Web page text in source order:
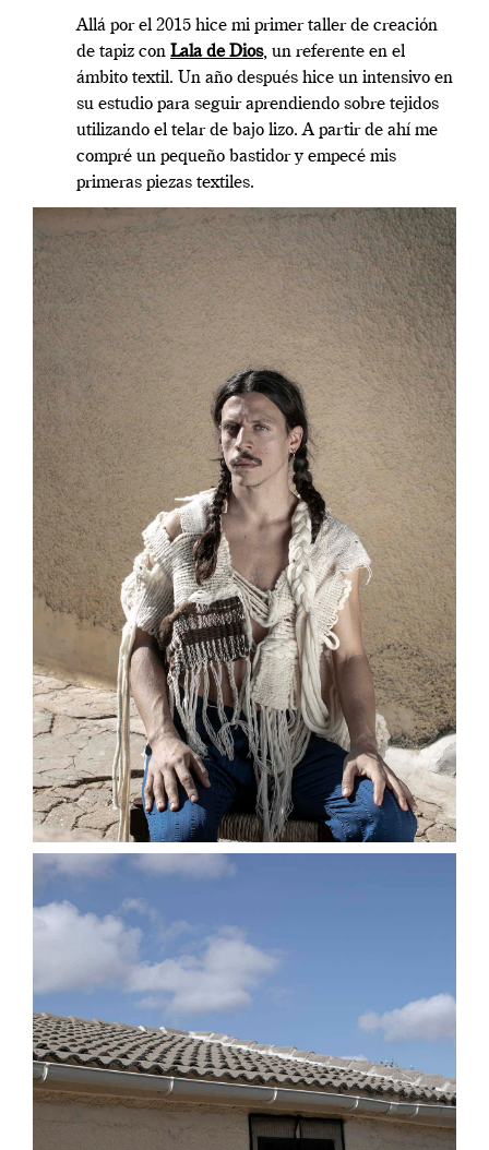
Allá por el 2015 hice mi primer taller de creación
de tapiz con Lala de Dios, un referente en el
ámbito textil. Un año después hice un intensivo en
su estudio para seguir aprendiendo sobre tejidos
utilizando el telar de bajo lizo. A partir de ahí me
compré un pequeño bastidor y empecé mis
primeras piezas textiles.